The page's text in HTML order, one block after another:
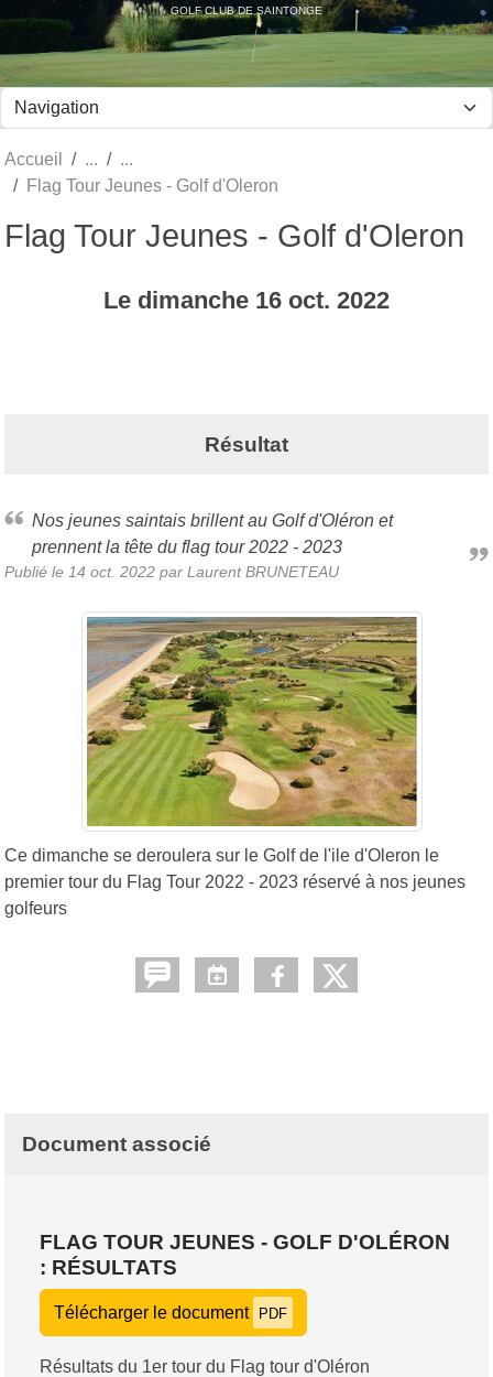
GOLF CLUB DE SAINTONGE
Accueil
Flag Tour Jeunes - Golf d'Oleron
Flag Tour Jeunes - Golf d'Oleron
Le dimanche 16 oct. 2022
Résultat
Nos jeunes saintais brillent au Golf d'Oléron et
prennent la tête du flag tour 2022 - 2023
Publié le 14 oct. 2022 par Laurent BRUNETEAU
Ce dimanche se deroulera sur le Golf de l'ile d'Oleron le
premier tour du Flag Tour 2022 - 2023 réservé à nos jeunes
golfeurs
Document associé
FLAG TOUR JEUNES - GOLF D'OLÉRON
: RÉSULTATS
Télécharger le document PDF
Résultats du 1er tour du Flag tour d'Oléron
Panneau de gestion des cookies